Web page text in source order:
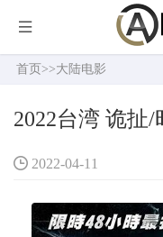
首页 >>大陆电影
2022台湾 诡扯
2022-04-11